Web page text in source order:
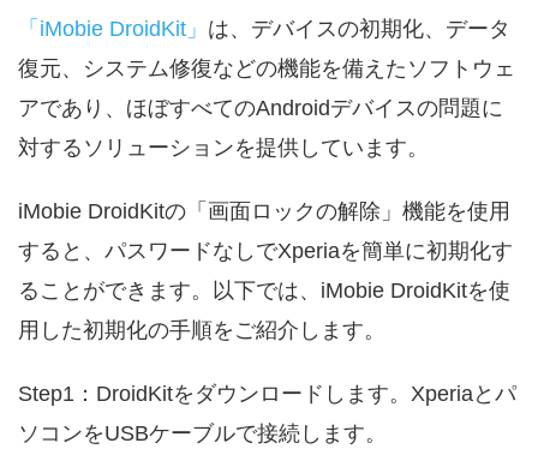
「iMobie DroidKit」 は、デバイスの初期化、データ
復元、システム修復などの機能を備えたソフトウェ
アであり、ほぼすべてのAndroidデバイスの問題に
対するソリューションを提供しています。
iMobie DroidKitの「画面ロックの解除」機能を使用
すると、パスワードなしでXperiaを簡単に初期化す
ることができます。以下では、iMobie DroidKitを使
用した初期化の手順をご紹介します。
Step1：DroidKitをダウンロードします。Xperiaとパ
ソコンをUSBケーブルで接続します。